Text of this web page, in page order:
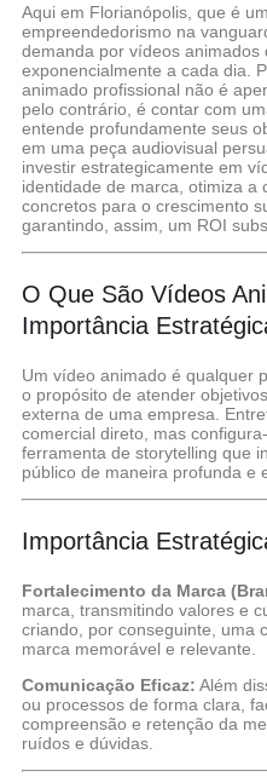
Aqui em Florianópolis, que é
empreendedorismo na
demanda por vídeos animados
exponencialmente a cada dia.
animado profissional não é
pelo contrário, é contar com
entende profundamente seus
em uma peça audiovisual
investir estrategicamente em
identidade de marca, otimiza a
concretos para o crescimento
garantindo, assim, um ROI
O Que São Vídeos
Importância
Um vídeo animado é qualquer
o propósito de atender
externa de uma empresa.
comercial direto, mas
ferramenta de storytelling que
público de maneira profunda e
Importância
Fortalecimento da Marca
marca, transmitindo valores e
criando, por conseguinte, uma
marca memorável e relevante.
Comunicação Eficaz: Além
ou processos de forma clara,
compreensão e retenção da
ruídos e dúvidas.